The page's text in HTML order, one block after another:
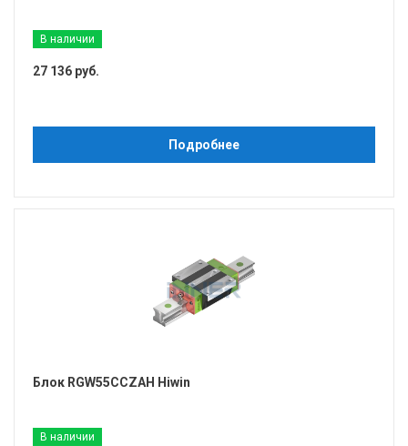
В наличии
27 136 руб.
Подробнее
Блок RGW55CCZAH Hiwin
В наличии